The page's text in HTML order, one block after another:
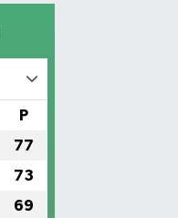
P
77
73
69